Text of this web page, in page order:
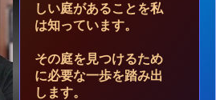
しい庭があることを私
は知っています。
その庭を見つけるため
に必要な一歩を踏み出
します。